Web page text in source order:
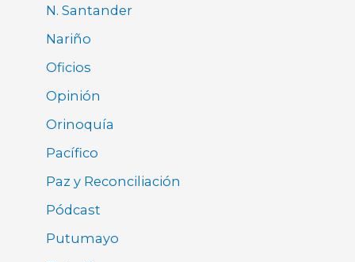
N. Santander
Nariño
Oficios
Opinión
Orinoquía
Pacífico
Paz y Reconciliación
Pódcast
Putumayo